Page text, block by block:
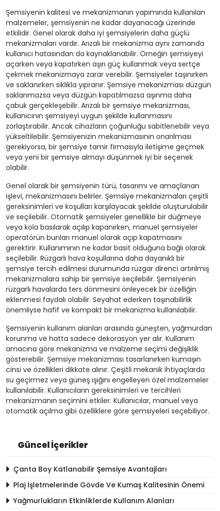
Güncel İçerikler
Çanta Boy Katlanabilir Şemsiye Avantajları
Plaj İşletmelerinde Gövde Ve Kumaş Kalitesinin Önemi
Yağmurlukların Etkinliklerde Kullanım Alanları
Şemsiyenin kalitesi ve mekanizmanın yapımında kullanılan
malzemeler, şemsiyenin ne kadar dayanacağı üzerinde
etkilidir. Genel olarak daha iyi şemsiyelerin daha güçlü
mekanizmaları vardır. Arızalı bir mekanizma aynı zamanda
kullanıcı hatasından da kaynaklanabilir. Örneğin şemsiyeyi
açarken veya kapatırken aşırı güç kullanmak veya sertçe
çekmek mekanizmaya zarar verebilir. Şemsiyeler taşınırken
ve saklanırken sıklıkla yıpranır. Şemsiye mekanizması düzgün
saklanmazsa veya düzgün kapatılmazsa aşınma daha
çabuk gerçekleşebilir. Arızalı bir şemsiye mekanizması,
kullanıcının şemsiyeyi uygun şekilde kullanmasını
zorlaştırabilir. Ancak cihazların çoğunluğu sabitlenebilir veya
yükseltilebilir. Şemsiyenizin mekanizmasının onarılması
gerekiyorsa, bir şemsiye tamir firmasıyla iletişime geçmek
veya yeni bir şemsiye almayı düşünmek iyi bir seçenek
olabilir.
Genel olarak bir şemsiyenin türü, tasarımı ve amaçlanan
işlevi, mekanizmasını belirler. Şemsiye mekanizmaları çeşitli
gereksinimleri ve koşulları karşılayacak şekilde oluşturulabilir
ve seçilebilir. Otomatik şemsiyeler genellikle bir düğmeye
veya kola basılarak açılıp kapanırken, manuel şemsiyeler
operatörün bunları manuel olarak açıp kapatmasını
gerektirir. Kullanımının ne kadar basit olduğuna bağlı olarak
seçilebilir. Rüzgarlı hava koşullarına daha dayanıklı bir
şemsiye tercih edilmesi durumunda rüzgar direnci artırılmış
mekanizmalara sahip bir şemsiye seçilebilir. Şemsiyenin
rüzgarlı havalarda ters dönmesini önleyecek bir özelliğin
eklenmesi faydalı olabilir. Seyahat ederken taşınabilirlik
önemliyse hafif ve kompakt bir mekanizma kullanılabilir.
Şemsiyenin kullanım alanları arasında güneşten, yağmurdan
korunma ve hatta sadece dekorasyon yer alır. Kullanım
amacına göre mekanizma ve malzeme seçimi değişiklik
gösterebilir. Şemsiye mekanizması tasarlanırken kumaşın
cinsi ve özellikleri dikkate alınır. Çeşitli mekanik ihtiyaçlarda
su geçirmez veya güneş ışığını engelleyen özel malzemeler
kullanılabilir. Kullanıcıların gereksinimleri ve tercihleri
mekanizmanın seçimini etkiler. Kullanıcılar, manuel veya
otomatik açılma gibi özelliklere göre şemsiyeleri seçebiliyor.